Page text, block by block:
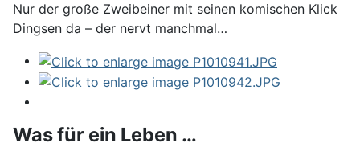
Nur der große Zweibeiner mit seinen komischen Klick
Dingsen da – der nervt manchmal…
Was für ein Leben …